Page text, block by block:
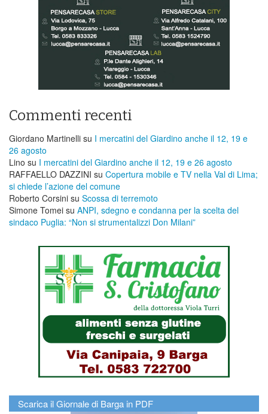
Commenti recenti
Giordano Martinelli su I mercatini del Giardino anche il 12, 19 e
26 agosto
Lino su I mercatini del Giardino anche il 12, 19 e 26 agosto
RAFFAELLO DAZZINI su ​Copertura mobile e TV nella Val di Lima;
si chiede l’azione del comune
Roberto Corsini su Scossa di terremoto
Simone Tomei su ANPI, sdegno e condanna per la scelta del
sindaco Puglia: “Non si strumentalizzi Don Milani”
Scarica il Giornale di Barga in PDF